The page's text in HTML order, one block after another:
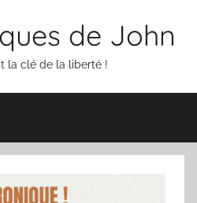
de John
la clé de la liberté !